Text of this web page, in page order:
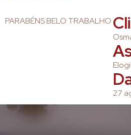
PARABÉNS BELO TRABALHO
27